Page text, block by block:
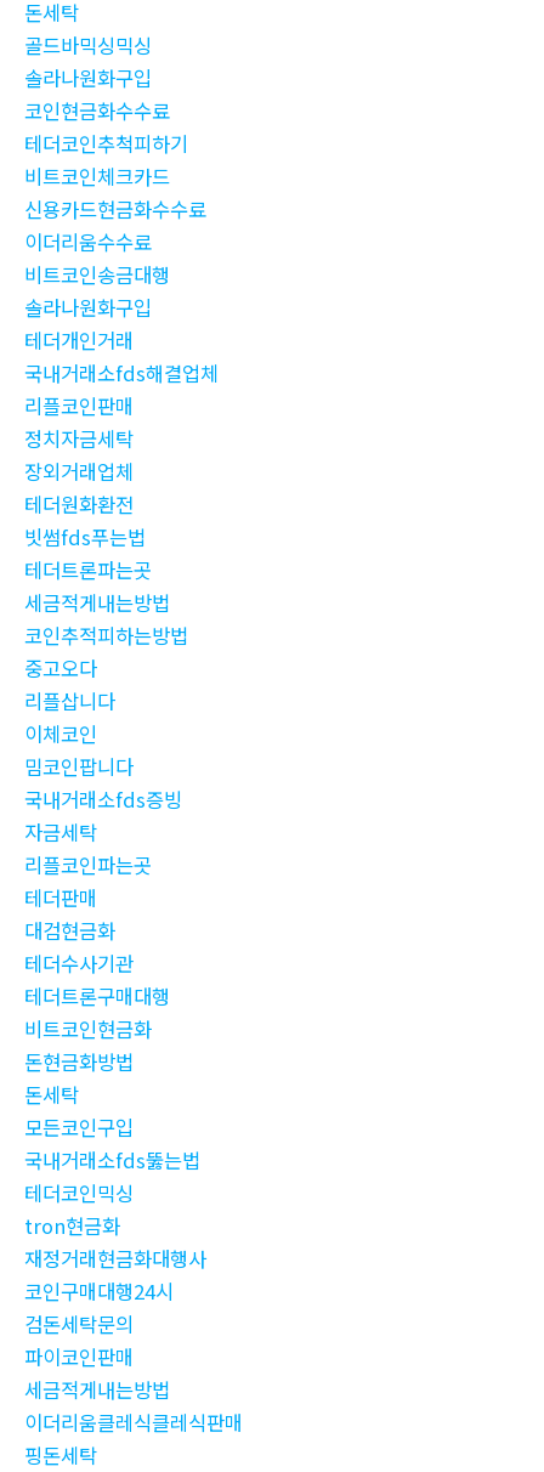
돈세탁
골드바믹싱믹싱
솔라나원화구입
코인현금화수수료
테더코인추척피하기
비트코인체크카드
신용카드현금화수수료
이더리움수수료
비트코인송금대행
솔라나원화구입
테더개인거래
국내거래소fds해결업체
리플코인판매
정치자금세탁
장외거래업체
테더원화환전
빗썸fds푸는법
테더트론파는곳
세금적게내는방법
코인추적피하는방법
중고오다
리플삽니다
이체코인
밈코인팝니다
국내거래소fds증빙
자금세탁
리플코인파는곳
테더판매
대검현금화
테더수사기관
테더트론구매대행
비트코인현금화
돈현금화방법
돈세탁
모든코인구입
국내거래소fds뚫는법
테더코인믹싱
tron현금화
재정거래현금화대행사
코인구매대행24시
검돈세탁문의
파이코인판매
세금적게내는방법
이더리움클레식클레식판매
핑돈세탁